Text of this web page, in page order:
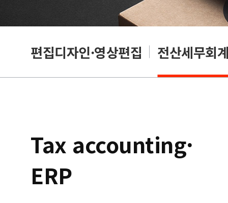
편집디자인·영상편집 전산세무회
Tax accounting·
ERP